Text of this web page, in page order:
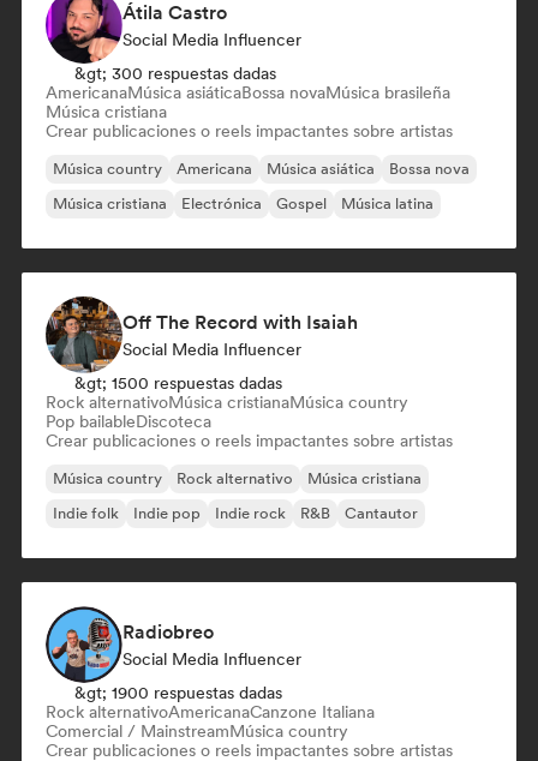
Átila Castro
Social Media Influencer
&gt; 300 respuestas dadas
AmericanaMúsica asiáticaBossa novaMúsica brasileña
Música cristiana
Crear publicaciones o reels impactantes sobre artistas
Música country Americana Música asiática
Bossa nova
Música cristiana
Electrónica Gospel Música latina
Off The Record with Isaiah
Social Media Influencer
&gt; 1500 respuestas dadas
Rock alternativoMúsica cristianaMúsica country
Pop bailableDiscoteca
Crear publicaciones o reels impactantes sobre artistas
Música country Rock alternativo
Música cristiana
Indie folk
Indie pop Indie rock R&B Cantautor
Radiobreo
Social Media Influencer
&gt; 1900 respuestas dadas
Rock alternativoAmericanaCanzone Italiana
Comercial / MainstreamMúsica country
Crear publicaciones o reels impactantes sobre artistas